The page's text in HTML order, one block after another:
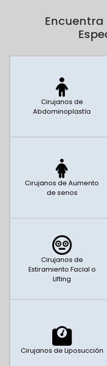
Encuentra
Cirujanos de
Abdominoplastía
Cirujanos de Aumento
de senos
Cirujanos de
Estiramiento Facial o
Lifting
Cirujanos de Liposucción